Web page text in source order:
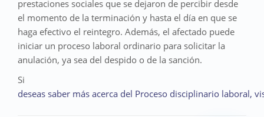
prestaciones sociales que se dejaron de percibir desde
el momento de la terminación y hasta el día en que se
haga efectivo el reintegro. Además, el afectado puede
iniciar un proceso laboral ordinario para solicitar la
anulación, ya sea del despido o de la sanción.
Si
deseas saber más acerca del Proceso disciplinario laboral,